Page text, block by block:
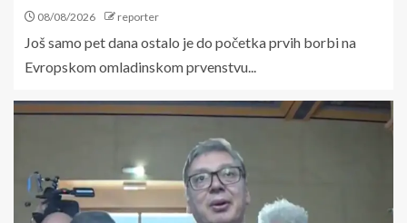
08/08/2026 reporter
Još samo pet dana ostalo je do početka prvih borbi na
Evropskom omladinskom prvenstvu...